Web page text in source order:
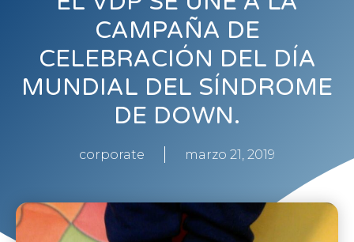
CAMPAÑA DE
CELEBRACIÓN DEL DÍA
MUNDIAL DEL SÍNDROME
DE DOWN.
corporate marzo 21, 2019